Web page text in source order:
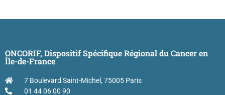
ONCORIF, Dispositif Spécifique Régional du Cancer en
Île-de-France
7 Boulevard Saint-Michel, 75005 Paris
01 44 06 00 90